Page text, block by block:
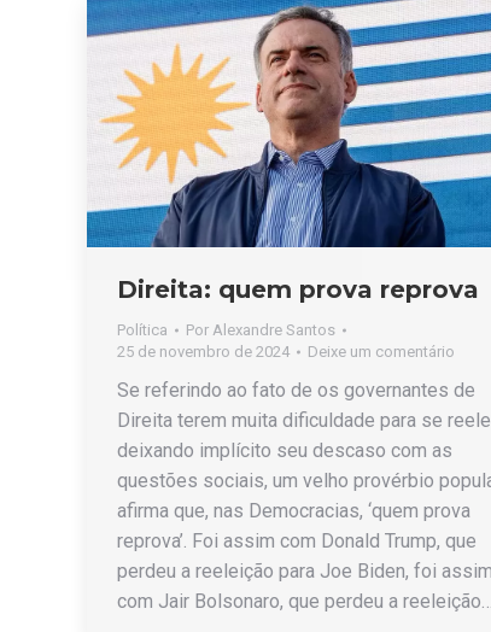
Direita: quem prova reprova
Política Por Alexandre Santos
25 de novembro de 2024
Deixe um comentário
Se referindo ao fato de os governantes de
Direita terem muita dificuldade para se
deixando implícito seu descaso com as
questões sociais, um velho provérbio
afirma que, nas Democracias, ‘quem prova
reprova’. Foi assim com Donald Trump, que
perdeu a reeleição para Joe Biden, foi assim
com Jair Bolsonaro, que perdeu a reeleição…